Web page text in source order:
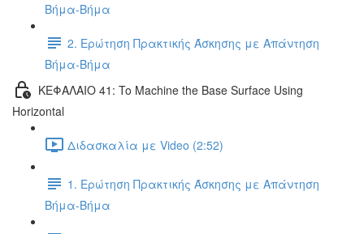
Βήμα-Βήμα
2. Ερώτηση Πρακτικής Άσκησης με Απάντηση
Βήμα-Βήμα
ΚΕΦΑΛΑΙΟ 41: To Machine the Base Surface Using
Horizontal
Διδασκαλία με Video (2:52)
1. Ερώτηση Πρακτικής Άσκησης με Απάντηση
Βήμα-Βήμα